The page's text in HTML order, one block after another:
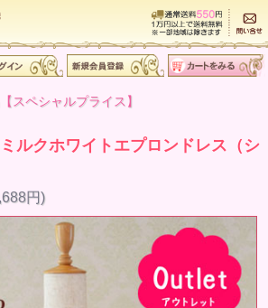
スペシャルプライス】
ルクホワイトエプロンドレス（シ
円)